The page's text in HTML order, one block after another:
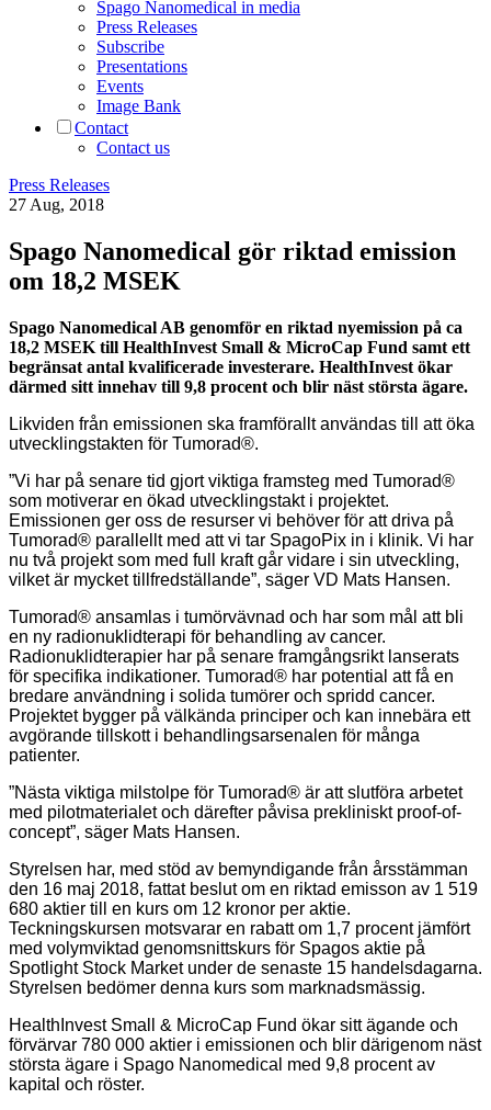
Spago Nanomedical in media
Press Releases
Subscribe
Presentations
Events
Image Bank
Contact
Contact us
Press Releases
27 Aug, 2018
Spago Nanomedical gör riktad emission
om 18,2 MSEK
Spago Nanomedical AB genomför en riktad nyemission på ca
18,2 MSEK till HealthInvest Small & MicroCap Fund samt ett
begränsat antal kvalificerade investerare. HealthInvest ökar
därmed sitt innehav till 9,8 procent och blir näst största ägare.
Likviden från emissionen ska framförallt användas till att öka
utvecklingstakten för Tumorad®.
”Vi har på senare tid gjort viktiga framsteg med Tumorad®
som motiverar en ökad utvecklingstakt i projektet.
Emissionen ger oss de resurser vi behöver för att driva på
Tumorad® parallellt med att vi tar SpagoPix in i klinik. Vi har
nu två projekt som med full kraft går vidare i sin utveckling,
vilket är mycket tillfredställande”, säger VD Mats Hansen.
Tumorad® ansamlas i tumörvävnad och har som mål att bli
en ny radionuklidterapi för behandling av cancer.
Radionuklidterapier har på senare framgångsrikt lanserats
för specifika indikationer. Tumorad® har potential att få en
bredare användning i solida tumörer och spridd cancer.
Projektet bygger på välkända principer och kan innebära ett
avgörande tillskott i behandlingsarsenalen för många
patienter.
”Nästa viktiga milstolpe för Tumorad® är att slutföra arbetet
med pilotmaterialet och därefter påvisa prekliniskt proof-of-
concept”, säger Mats Hansen.
Styrelsen har, med stöd av bemyndigande från årsstämman
den 16 maj 2018, fattat beslut om en riktad emisson av 1 519
680 aktier till en kurs om 12 kronor per aktie.
Teckningskursen motsvarar en rabatt om 1,7 procent jämfört
med volymviktad genomsnittskurs för Spagos aktie på
Spotlight Stock Market under de senaste 15 handelsdagarna.
Styrelsen bedömer denna kurs som marknadsmässig.
HealthInvest Small & MicroCap Fund ökar sitt ägande och
förvärvar 780 000 aktier i emissionen och blir därigenom näst
största ägare i Spago Nanomedical med 9,8 procent av
kapital och röster.